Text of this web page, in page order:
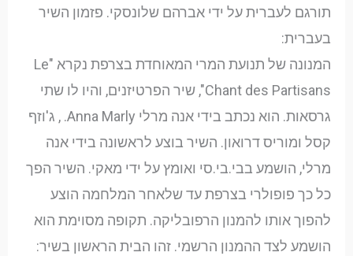
תורגם לעברית על ידי אברהם שלונסקי. פזמון השיר
בעברית:
המנונה של תנועת המרי המאוחדת בצרפת נקרא "Le
Chant des Partisans", שיר הפרטיזנים, והיו לו שתי
גרסאות. הוא נכתב בידי אנה מרלי Anna Marly. , ג'וזף
קסל ומוריס דרואון. השיר בוצע לראשונה בידי אנה
מרלי, הושמע בבי.בי.סי ואומץ על ידי מאקי. השיר הפך
כל כך פופולרי בצרפת עד שלאחר המלחמה הוצע
להפוך אותו להמנון הרפובליקה. תקופה מסוימת הוא
הושמע לצד ההמנון הרשמי. זהו הבית הראשון בשיר: